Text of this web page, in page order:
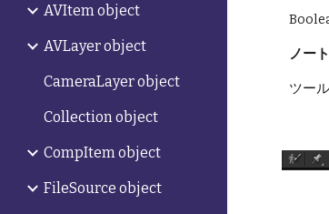
AVItem object
AVLayer object
CameraLayer object
Collection object
CompItem object
FileSource object
ノート
ツー